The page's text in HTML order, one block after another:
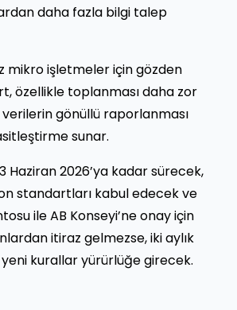
daha fazla bilgi talep
mikro işletmeler için gözden
özellikle toplanması daha zor
gönüllü raporlanması
sunar.
Haziran 2026’ya kadar sürecek,
standartları kabul edecek ve
ile AB Konseyi’ne onay için
itiraz gelmezse, iki aylık
kurallar yürürlüğe girecek.